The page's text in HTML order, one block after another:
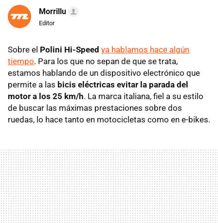
Morrillu
Editor
Sobre el Polini Hi-Speed ya hablamos hace algún
tiempo. Para los que no sepan de que se trata,
estamos hablando de un dispositivo electrónico que
permite a las bicis eléctricas evitar la parada del
motor a los 25 km/h. La marca italiana, fiel a su estilo
de buscar las máximas prestaciones sobre dos
ruedas, lo hace tanto en motocicletas como en e-bikes.